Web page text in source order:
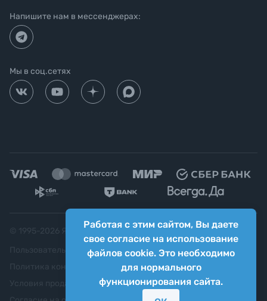
Работая с этим сайтом, Вы даете
свое согласие на использование
файлов cookie. Это необходимо
для нормального
функционирования сайта.
Напишите нам в мессенджерах:
Мы в соц.сетях
Яркий фотомаркет ("Яркий Мир")
Пользовательское соглашение
Политика конфиденциальности